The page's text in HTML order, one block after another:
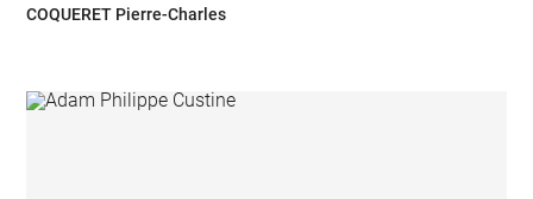
COQUERET Pierre-Charles